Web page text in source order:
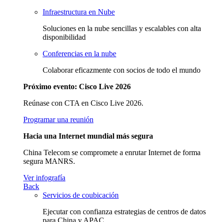
Infraestructura en Nube
Soluciones en la nube sencillas y escalables con alta
disponibilidad
Conferencias en la nube
Colaborar eficazmente con socios de todo el mundo
Próximo evento: Cisco Live 2026
Reúnase con CTA en Cisco Live 2026.
Programar una reunión
Hacia una Internet mundial más segura
China Telecom se compromete a enrutar Internet de forma
segura MANRS.
Ver infografía
Back
Servicios de coubicación
Ejecutar con confianza estrategias de centros de datos
para China y APAC